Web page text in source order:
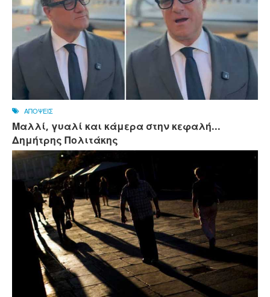
ΑΠΟΨΕΙΣ
Μαλλί, γυαλί και κάμερα στην κεφαλή...
Δημήτρης Πολιτάκης